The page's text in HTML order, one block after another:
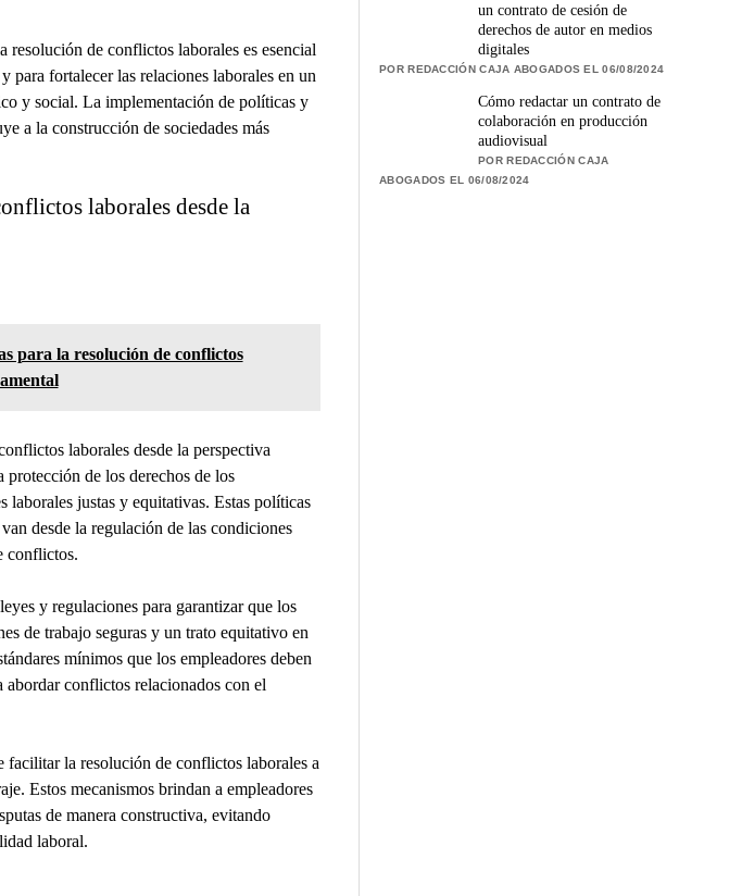
resolución de conflictos laborales es esencial
para fortalecer las relaciones laborales en un
y social. La implementación de políticas y
a la construcción de sociedades más
laborales desde la
para la resolución de conflictos
laborales desde la perspectiva
de los derechos de los
laborales justas y equitativas. Estas políticas
desde la regulación de las condiciones
conflictos.
y regulaciones para garantizar que los
de trabajo seguras y un trato equitativo en
mínimos que los empleadores deben
conflictos relacionados con el
la resolución de conflictos laborales a
Estos mecanismos brindan a empleadores
de manera constructiva, evitando
laboral.
un contrato de cesión de
derechos de autor en medios
digitales
POR REDACCIÓN CAJA ABOGADOS EL 06/08/2024
Cómo redactar un contrato de
colaboración en producción
audiovisual
POR REDACCIÓN CAJA
ABOGADOS EL 06/08/2024